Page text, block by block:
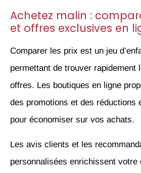
Achetez malin :
et offres exclusives en
Comparer les prix est un jeu
permettant de trouver rapidement
offres. Les boutiques en ligne
des promotions et des réductions
pour économiser sur vos achats.
Les avis clients et les
personnalisées enrichissent votre